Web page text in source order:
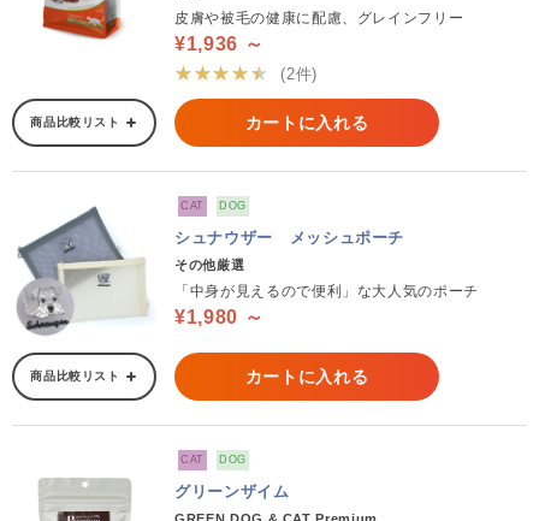
皮膚や被毛の健康に配慮、グレインフリー
¥1,936 ～
★★★★★
(2件)
商品比較リスト カートに入れる
CAT DOG
シュナウザー メッシュポーチ
その他厳選
「中身が見えるので便利」な大人気のポーチ
¥1,980 ～
商品比較リスト カートに入れる
CAT DOG
グリーンザイム